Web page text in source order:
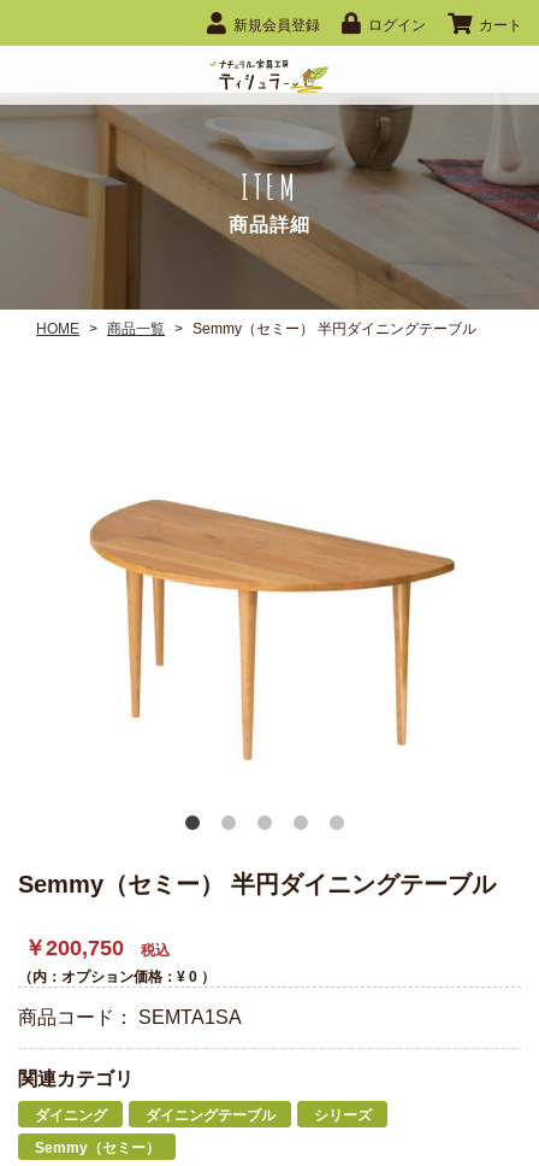
ITEM
商品詳細
新規会員登録 ログイン カート
HOME > 商品一覧 > Semmy（セミー） 半円ダイニングテーブル
Semmy（セミー） 半円ダイニングテーブル
￥200,750
税込
（内：オプション価格：¥ 0 ）
商品コード： SEMTA1SA
関連カテゴリ
ダイニング ダイニングテーブル
シリーズ
Semmy（セミー）